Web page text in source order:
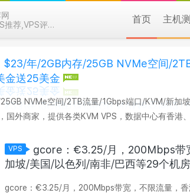
便宜VPS,VPS推荐,VPS评测
首页 主机
年/2GB内存/25GB NVMe空间/
金送25美金
NVMe空间/2TB流量/1Gbps端口/KVM/新加
VPS
gcore：€3.25/月，200Mbps带
加坡/美国/以色列/南非/巴西等29个机
gcore：€3.25/月，200Mbps带宽，不限流量，